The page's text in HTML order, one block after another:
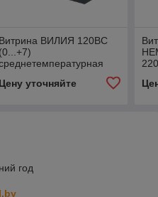
Витрина ВИЛИЯ 120ВС
(0...+7)
Цену уточняйте
год